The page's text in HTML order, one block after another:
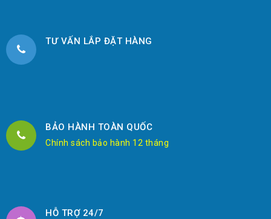
TƯ VẤN LẮP ĐẶT HÀNG
BẢO HÀNH TOÀN QUỐC
Chính sách bảo hành 12 tháng
HỖ TRỢ 24/7